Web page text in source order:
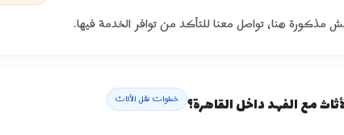
مذكورة هنا، تواصل معنا للتأكد من توافر الخدمة فيها.
مع الفهد داخل القاهرة؟ خطوات نقل الأثاث